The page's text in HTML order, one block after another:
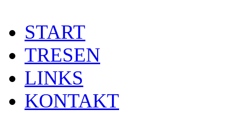
START
TRESEN
LINKS
KONTAKT